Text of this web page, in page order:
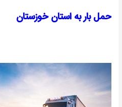
حمل بار به استان خوزستان